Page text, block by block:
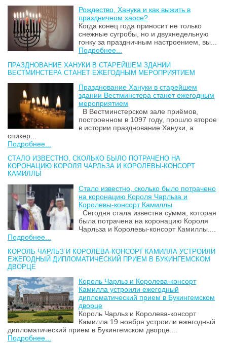
Рождество, Ханука и как выжить в
праздничном хаосе?
Когда конец года приносит не только
снежные сугробы, но и двухнедельную
гонку за праздничным настроением, вы...
Подробнее...
ПРАЗДНОВАНИЕ ХАНУКИ В СТАРЕЙШЕМ ЗДАНИИ
ВЕСТМИНСТЕРА СТАНЕТ ЕЖЕГОДНЫМ МЕРОПРИЯТИЕМ
Празднование Хануки в старейшем
здании Вестминстера станет ежегодным
мероприятием
В Вестминстерском зале приёмов,
построенном в 1097 году, прошло второе
в истории празднование Хануки, а
спикер...
Подробнее...
СТАЛО ИЗВЕСТНО, СКОЛЬКО БЫЛО ПОТРАЧЕНО НА
КОРОНАЦИЮ КОРОЛЯ ЧАРЛЬЗА И КОРОЛЕВЫ-КОНСОРТ
КАМИЛЛЫ
Стало известно, сколько было потрачено
на коронацию Короля Чарльза и
Королевы-консорт Камиллы
Сегодня стала известна сумма, которая
была потрачена на коронацию Короля
Чарльза и Королевы-консорт Камиллы....
Подробнее...
КОРОЛЬ ЧАРЛЬЗ И КОРОЛЕВА-КОНСОРТ КАМИЛЛА УСТРОИЛИ
ЕЖЕГОДНЫЙ ДИПЛОМАТИЧЕСКИЙ ПРИЕМ В БУКИНГЕМСКОМ
ДВОРЦЕ
Король Чарльз и Королева-консорт
Камилла устроили ежегодный
дипломатический прием в Букингемском
дворце
Король Чарльз и Королева-консорт
Камилла 19 ноября устроили ежегодный
дипломатический прием в Букингемском дворце....
Подробнее...